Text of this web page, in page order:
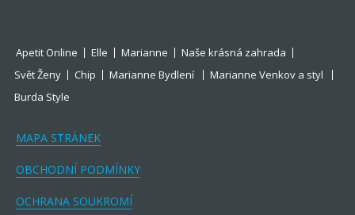
Apetit Online Elle Marianne
Naše krásná zahrada
Svět Ženy
Chip Marianne Bydlení
Marianne Venkov a styl
Burda Style
MAPA STRÁNEK
OBCHODNÍ PODMÍNKY
OCHRANA SOUKROMÍ